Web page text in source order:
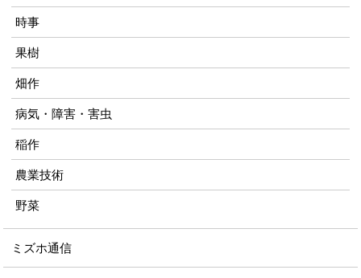
時事
果樹
畑作
病気・障害・害虫
稲作
農業技術
野菜
ミズホ通信